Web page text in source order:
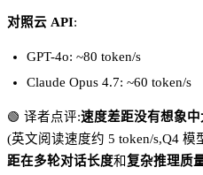
对照云 API:
GPT-4o: ~80 token/s
Claude Opus 4.7: ~60 token/s
🟢 译者点评:速度差距没有想象中
(英文阅读速度约 5 token/s,Q4 模
距在多轮对话长度和复杂推理质